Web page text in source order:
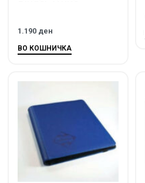
1.190 ден
ВО КОШНИЧКА